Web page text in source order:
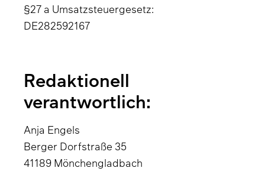
§27 a Umsatzsteuergesetz:
DE282592167
Redaktionell
verantwortlich:
Anja Engels
Berger Dorfstraße 35
41189 Mönchengladbach